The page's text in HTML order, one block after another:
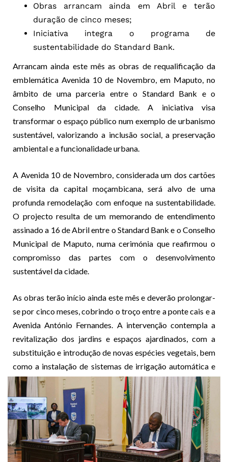
Obras arrancam ainda em Abril e terão
duração de cinco meses;
Iniciativa integra o programa de
sustentabilidade do Standard Bank.
Arrancam ainda este mês as obras de requalificação da
emblemática Avenida 10 de Novembro, em Maputo, no
âmbito de uma parceria entre o Standard Bank e o
Conselho Municipal da cidade. A iniciativa visa
transformar o espaço público num exemplo de urbanismo
sustentável, valorizando a inclusão social, a preservação
ambiental e a funcionalidade urbana.
A Avenida 10 de Novembro, considerada um dos cartões
de visita da capital moçambicana, será alvo de uma
profunda remodelação com enfoque na sustentabilidade.
O projecto resulta de um memorando de entendimento
assinado a 16 de Abril entre o Standard Bank e o Conselho
Municipal de Maputo, numa cerimónia que reafirmou o
compromisso das partes com o desenvolvimento
sustentável da cidade.
As obras terão início ainda este mês e deverão prolongar-
se por cinco meses, cobrindo o troço entre a ponte cais e a
Avenida António Fernandes. A intervenção contempla a
revitalização dos jardins e espaços ajardinados, com a
substituição e introdução de novas espécies vegetais, bem
como a instalação de sistemas de irrigação automática e
iluminação pública com lâmpadas solares.